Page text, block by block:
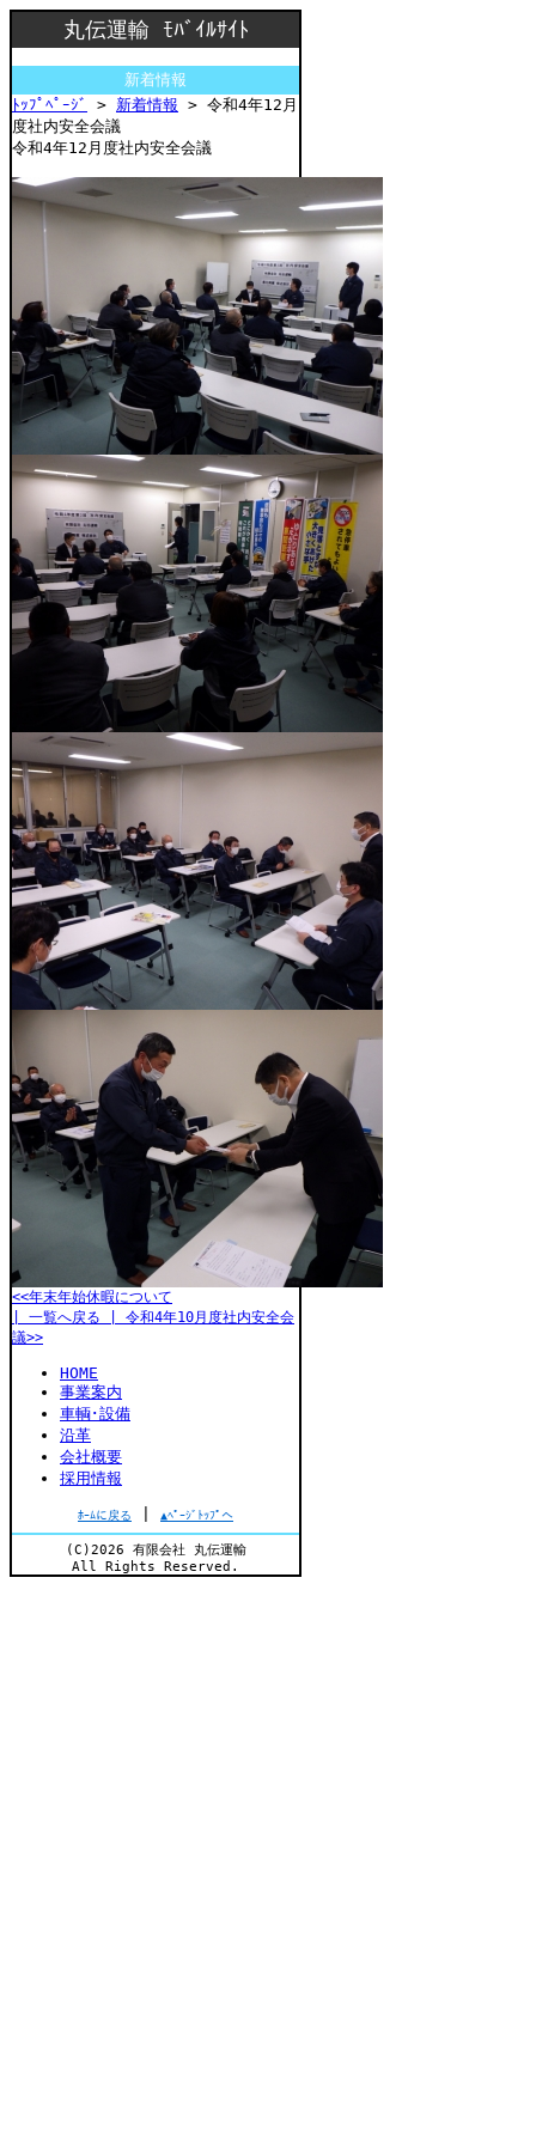
丸伝運輸 ﾓﾊﾞｲﾙｻｲﾄ
新着情報
ﾄｯﾌﾟﾍﾟｰｼﾞ
> 新着情報 > 令和4年12月
度社内安全会議
令和4年12月度社内安全会議
<<年末年始休暇について
| 一覧へ戻る | 令和4年10月度社内安全会
議>>
HOME
事業案内
車輌･設備
沿革
会社概要
採用情報
ﾎｰﾑに戻る ▲ﾍﾟｰｼﾞﾄｯﾌﾟへ
(C)2026 有限会社 丸伝運輸
All Rights Reserved.